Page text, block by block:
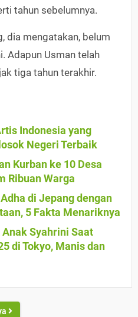
tahun sebelumnya.
dia mengatakan, belum
Adapun Usman telah
tiga tahun terakhir.
Indonesia yang
Negeri Terbaik
Kurban ke 10 Desa
Ribuan Warga
di Jepang dengan
5 Fakta Menariknya
Anak Syahrini Saat
di Tokyo, Manis dan